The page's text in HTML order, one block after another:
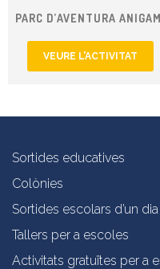
PARC D’AVENTURA
VEURE L’ACTIVITAT
Sortides educatives
Colònies
Sortides escolars d’un dia
Tallers per a escoles
Activitats gratuïtes per a